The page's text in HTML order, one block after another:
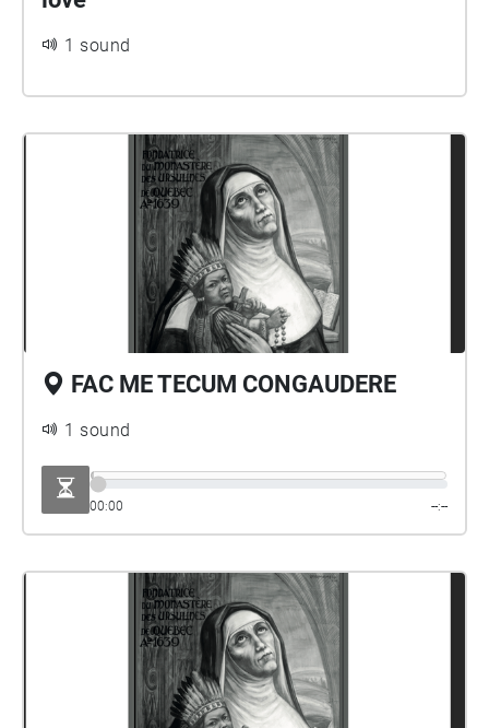
1 sound
FAC ME TECUM CONGAUDERE
1 sound
00:00 --:--